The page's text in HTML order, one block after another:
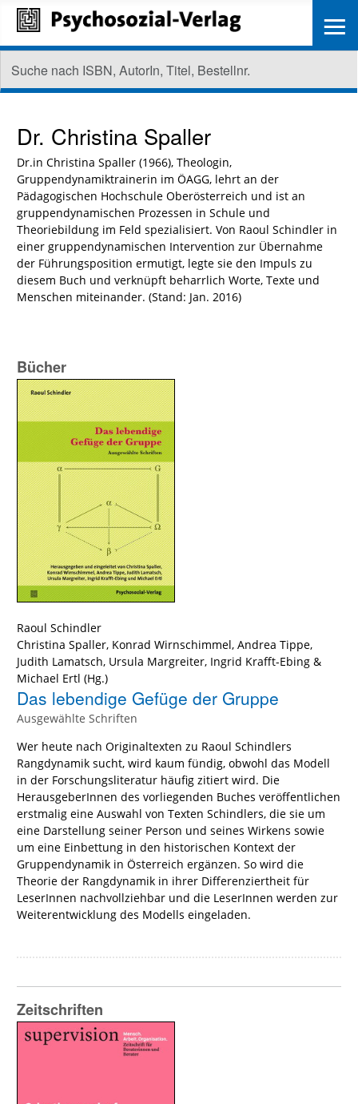
Dr. Christina Spaller
Dr.in Christina Spaller (1966), Theologin,
Gruppendynamiktrainerin im ÖAGG, lehrt an der
Pädagogischen Hochschule Oberösterreich und ist an
gruppendynamischen Prozessen in Schule und
Theoriebildung im Feld spezialisiert. Von Raoul Schindler in
einer gruppendynamischen Intervention zur Übernahme
der Führungsposition ermutigt, legte sie den Impuls zu
diesem Buch und verknüpft beharrlich Worte, Texte und
Menschen miteinander. (Stand: Jan. 2016)
Bücher
Raoul Schindler
Christina Spaller, Konrad Wirnschimmel, Andrea Tippe,
Judith Lamatsch, Ursula Margreiter, Ingrid Krafft-Ebing &
Michael Ertl (Hg.)
Das lebendige Gefüge der Gruppe
Ausgewählte Schriften
Wer heute nach Originaltexten zu Raoul Schindlers
Rangdynamik sucht, wird kaum fündig, obwohl das Modell
in der Forschungsliteratur häufig zitiert wird. Die
HerausgeberInnen des vorliegenden Buches veröffentlichen
erstmalig eine Auswahl von Texten Schindlers, die sie um
eine Darstellung seiner Person und seines Wirkens sowie
um eine Einbettung in den historischen Kontext der
Gruppendynamik in Österreich ergänzen. So wird die
Theorie der Rangdynamik in ihrer Differenziertheit für
LeserInnen nachvollziehbar und die LeserInnen werden zur
Weiterentwicklung des Modells eingeladen.
Zeitschriften
≡